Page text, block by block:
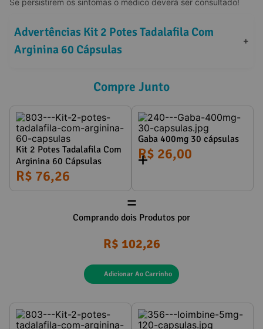
Se persistirem os sintomas o médico deverá ser consultado!
Advertências Kit 2 Potes Tadalafila Com
Arginina 60 Cápsulas
+
Compre Junto
Kit 2 Potes Tadalafila Com
Arginina 60 Cápsulas
R$ 76,26
Gaba 400mg 30 cápsulas
R$ 26,00
=
Comprando dois Produtos por
R$ 102,26
Adicionar Ao Carrinho